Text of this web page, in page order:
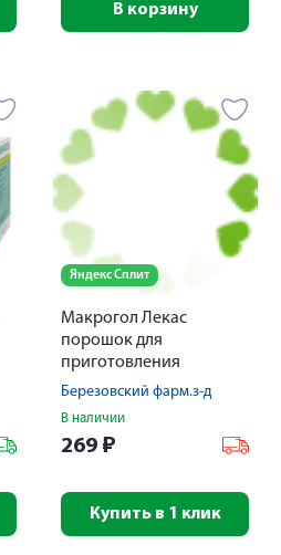
В корзину
Яндекс Сплит
Макрогол Лекас
порошок для
приготовления
раствора для приема
Березовский фарм.з-д
В наличии
269 ₽
Купить в 1 клик